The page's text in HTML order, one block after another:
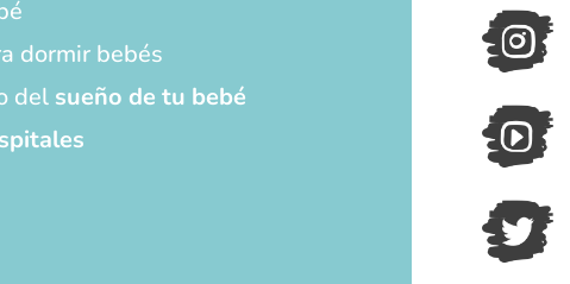
dormir bebés
del sueño de tu bebé